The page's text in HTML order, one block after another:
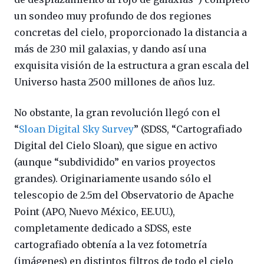
un sondeo muy profundo de dos regiones
concretas del cielo, proporcionado la distancia a
más de 230 mil galaxias, y dando así una
exquisita visión de la estructura a gran escala del
Universo hasta 2500 millones de años luz.
No obstante, la gran revolución llegó con el
“Sloan Digital Sky Survey” (SDSS, “Cartografiado
Digital del Cielo Sloan), que sigue en activo
(aunque “subdividido” en varios proyectos
grandes). Originariamente usando sólo el
telescopio de 2.5m del Observatorio de Apache
Point (APO, Nuevo México, EE.UU.),
completamente dedicado a SDSS, este
cartografiado obtenía a la vez fotometría
(imágenes) en distintos filtros de todo el cielo